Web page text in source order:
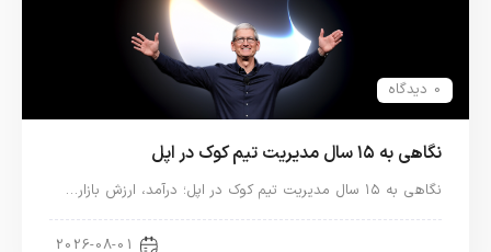
0 دیدگاه
نگاهی به ۱۵ سال مدیریت تیم کوک در اپل
نگاهی به ۱۵ سال مدیریت تیم کوک در اپل؛ درآمد، ارزش بازار…
2026-08-01